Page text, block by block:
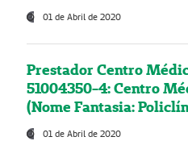
01 de Abril de 2020
Prestador Centro
51004350-4: Centro
(Nome Fantasia:
01 de Abril de 2020